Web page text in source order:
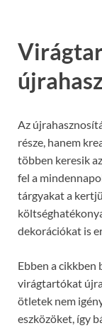
Az
része, hanem
többen keresik
fel a
tárgyakat a
dekorációkat is
Ebben a
virágtartókat
ötletek nem
eszközöket, így